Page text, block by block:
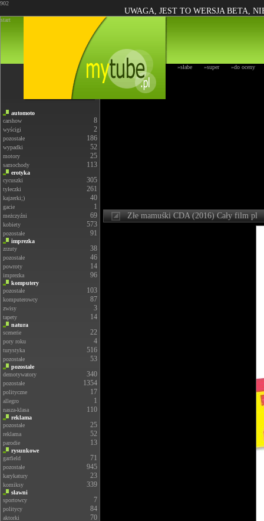
902
UWAGA, JEST TO WERSJA BETA,
start
»słabe »super »do oceny
automoto
carshow
8
wyścigi 2
pozostałe 186
wypadki 52
motory 25
samochody 113
erotyka
cycuszki
305
tyłeczki 261
kajzerki;) 40
gacie 1
meżczyźni 69
kobiety 573
pozostałe 91
imprezka
zrzuty
38
pozostałe 46
powroty 14
imprezka 96
komputery
pozostałe
103
komputerowcy 87
zwisy 3
tapety 14
natura
scenerie
22
pory roku 4
turystyka 516
pozostałe 53
pozostałe
demotywatory
340
pozostałe 1354
polityczne 17
allegro 1
nasza-klasa 110
reklama
pozostałe
25
reklama 52
parodie 13
rysunkowe
garfield
71
pozostałe 945
karykatury 23
komiksy 339
sławni
sportowcy
7
politycy 84
aktorki 70
Złe mamuśki CDA (2016) Cały film pl